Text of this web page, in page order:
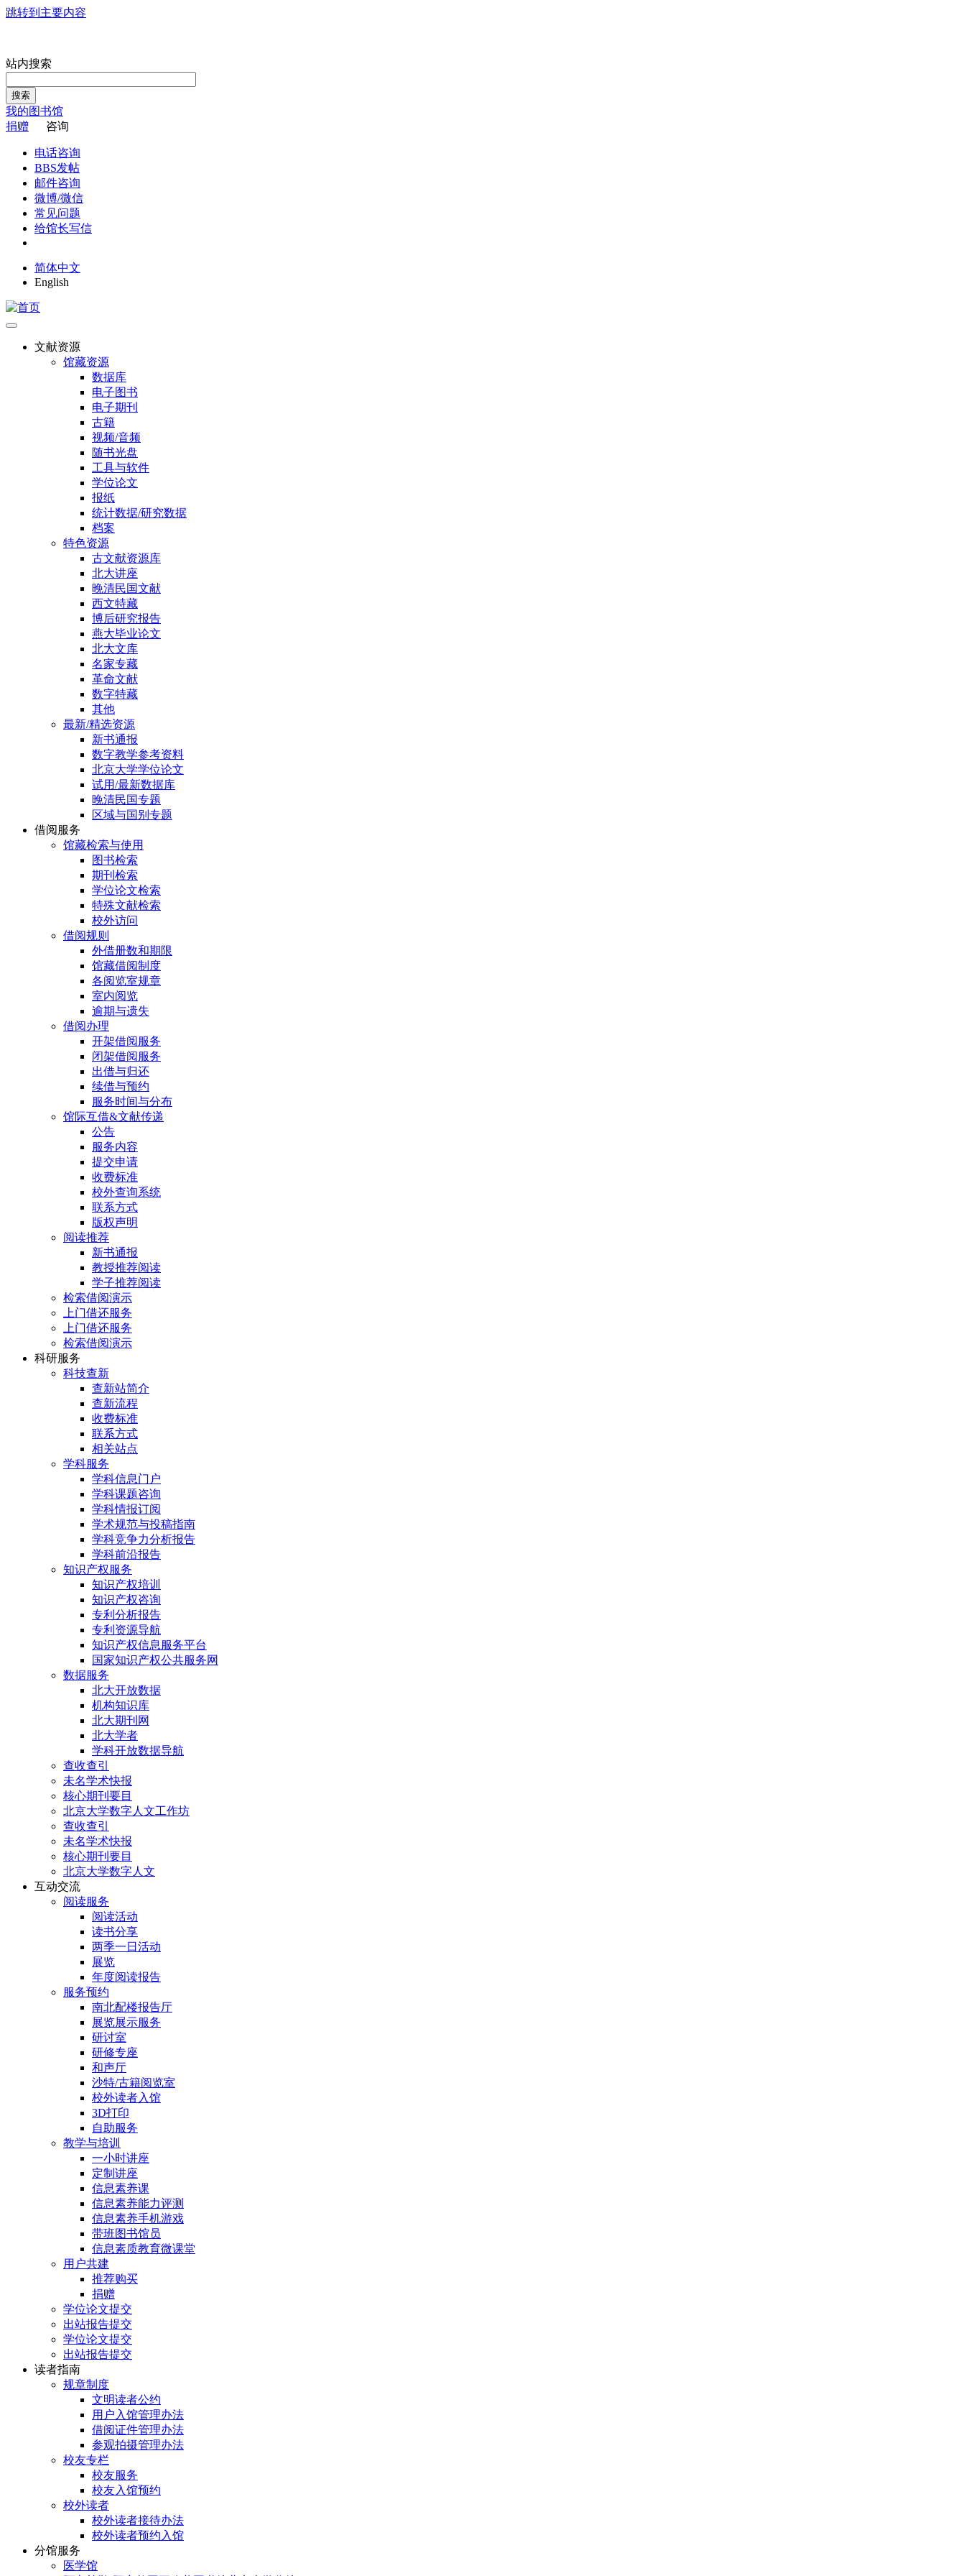
跳转到主要内容
站内搜索
搜索
我的图书馆
捐赠
咨询
电话咨询
BBS发帖
邮件咨询
微博/微信
常见问题
给馆长写信
简体中文
English
文献资源
馆藏资源
数据库
电子图书
电子期刊
古籍
视频/音频
随书光盘
工具与软件
学位论文
报纸
统计数据/研究数据
档案
特色资源
古文献资源库
北大讲座
晚清民国文献
西文特藏
博后研究报告
燕大毕业论文
北大文库
名家专藏
革命文献
数字特藏
其他
最新/精选资源
新书通报
数字教学参考资料
北京大学学位论文
试用/最新数据库
晚清民国专题
区域与国别专题
借阅服务
馆藏检索与使用
图书检索
期刊检索
学位论文检索
特殊文献检索
校外访问
借阅规则
外借册数和期限
馆藏借阅制度
各阅览室规章
室内阅览
逾期与遗失
借阅办理
开架借阅服务
闭架借阅服务
出借与归还
续借与预约
服务时间与分布
馆际互借&文献传递
公告
服务内容
提交申请
收费标准
校外查询系统
联系方式
版权声明
阅读推荐
新书通报
教授推荐阅读
学子推荐阅读
检索借阅演示
上门借还服务
上门借还服务
检索借阅演示
科研服务
科技查新
查新站简介
查新流程
收费标准
联系方式
相关站点
学科服务
学科信息门户
学科课题咨询
学科情报订阅
学术规范与投稿指南
学科竞争力分析报告
学科前沿报告
知识产权服务
知识产权培训
知识产权咨询
专利分析报告
专利资源导航
知识产权信息服务平台
国家知识产权公共服务网
数据服务
北大开放数据
机构知识库
北大期刊网
北大学者
学科开放数据导航
查收查引
未名学术快报
核心期刊要目
北京大学数字人文工作坊
查收查引
未名学术快报
核心期刊要目
北京大学数字人文
互动交流
阅读服务
阅读活动
读书分享
两季一日活动
展览
年度阅读报告
服务预约
南北配楼报告厅
展览展示服务
研讨室
研修专座
和声厅
沙特/古籍阅览室
校外读者入馆
3D打印
自助服务
教学与培训
一小时讲座
定制讲座
信息素养课
信息素养能力评测
信息素养手机游戏
带班图书馆员
信息素质教育微课堂
用户共建
推荐购买
捐赠
学位论文提交
出站报告提交
学位论文提交
出站报告提交
读者指南
规章制度
文明读者公约
用户入馆管理办法
借阅证件管理办法
参观拍摄管理办法
校友专栏
校友服务
校友入馆预约
校外读者
校外读者接待办法
校外读者预约入馆
分馆服务
医学馆